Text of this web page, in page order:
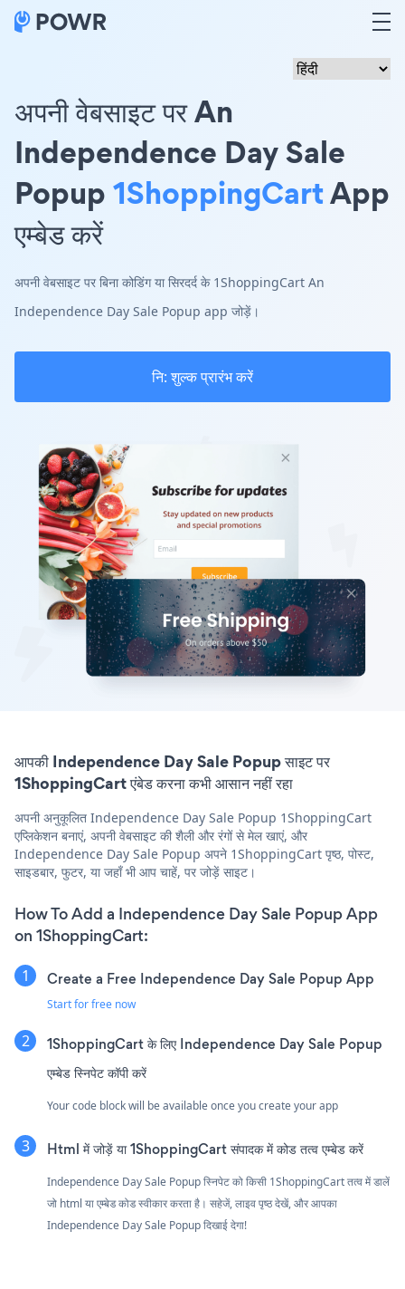
अपनी वेबसाइट पर An
Independence Day Sale
Popup1ShoppingCartApp
एम्बेड करें
अपनी वेबसाइट पर बिना कोडिंग या सिरदर्द के 1ShoppingCart An
Independence Day Sale Popup app जोड़ें।
नि: शुल्क प्रारंभ करें
आपकी Independence Day Sale Popup साइट पर
1ShoppingCart एंबेड करना कभी आसान नहीं रहा
अपनी अनुकूलित Independence Day Sale Popup 1ShoppingCart
एप्लिकेशन बनाएं, अपनी वेबसाइट की शैली और रंगों से मेल खाएं, और
Independence Day Sale Popup अपने 1ShoppingCart पृष्ठ, पोस्ट,
साइडबार, फुटर, या जहाँ भी आप चाहें, पर जोड़ें साइट।
How To Add a Independence Day Sale Popup App
on 1ShoppingCart:
Create a Free Independence Day Sale Popup App
Start for free now
1ShoppingCart के लिए Independence Day Sale Popup
एम्बेड स्निपेट कॉपी करें
Your code block will be available once you create your app
Html में जोड़ें या 1ShoppingCart संपादक में कोड तत्व एम्बेड करें
Independence Day Sale Popup स्निपेट को किसी 1ShoppingCart तत्व में डालें
जो html या एम्बेड कोड स्वीकार करता है। सहेजें, लाइव पृष्ठ देखें, और आपका
Independence Day Sale Popup दिखाई देगा!